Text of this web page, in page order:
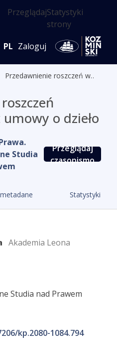
PrzeglądajStatystyki
strony
PL Zaloguj
Przedawnienie roszczeń wynikających z umowy o dzieło
o dzieło
Studia
Przeglądaj
czasopismo
Statystyki
Akademia Leona
Studia nad Prawem
kp.2080-1084.794